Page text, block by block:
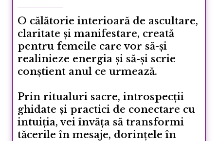
O călătorie interioară de ascultare,
claritate și manifestare, creată
pentru femeile care vor să-și
realinieze energia și să-și scrie
conștient anul ce urmează.
Prin ritualuri sacre, introspecții
ghidate și practici de conectare cu
intuiția, vei învăța să transformi
tăcerile în mesaje, dorințele în